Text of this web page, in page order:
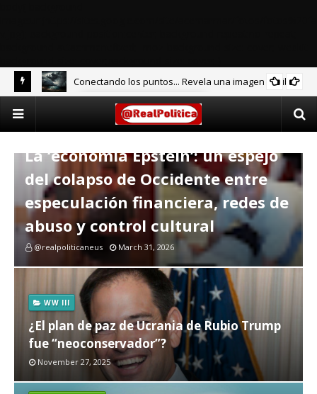
Conectando los puntos... Revela una imagen terrible
GRAN RESETEO MUNDIAL
MAFIA FINANCIERA
La ‘economía Epstein’: un espejo
del colapso de Occidente entre
especulación financiera, redes de
abuso y control cultural
@realpoliticaneus March 31, 2026
WW III
¿El plan de paz de Ucrania de Rubio Trump
fue “neoconservador”?
November 27, 2025